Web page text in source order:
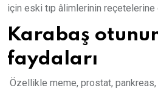
için eski tıp âlimlerinin reçetelerine
Karabaş
faydaları
Özellikle meme, prostat, pankreas,